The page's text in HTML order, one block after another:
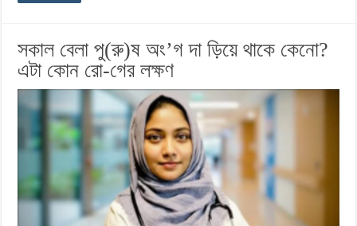
সকাল বেলা পু(রু)ষ অং’গ দা ড়িয়ে থাকে কেনো?
এটা কোন রো-গের লক্ষণ